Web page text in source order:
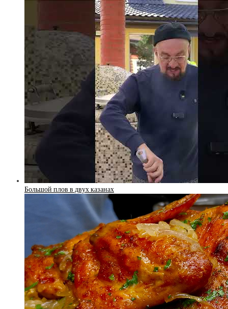
Большой плов в двух казанах